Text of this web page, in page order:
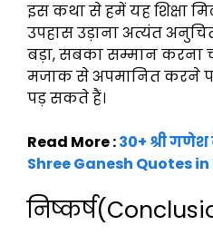
इस कथा से हमें यह शिक्षा
उपहास उड़ाना अत्यंत
बड़ा, सबका सम्मान करना
मजाक से अपमानित करने
पड़ सकते हैं।
Read More :30+ श्री
Shree Ganesh Quotes